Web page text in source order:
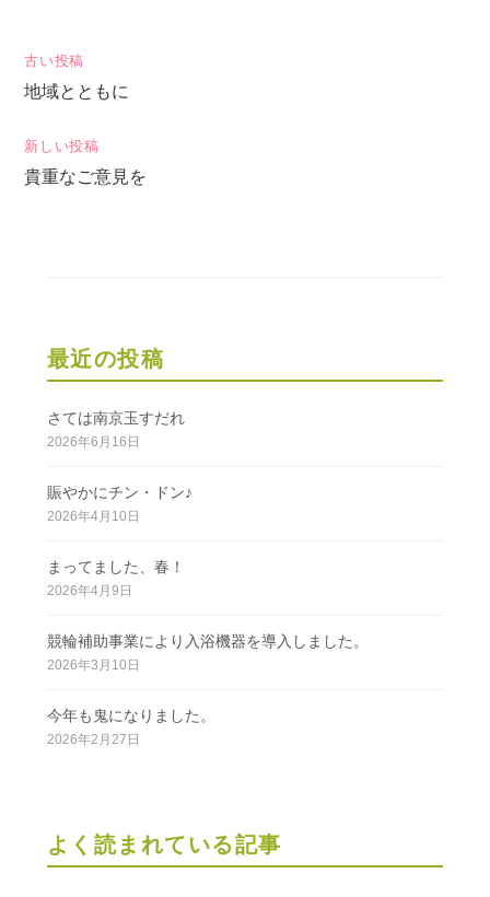
投
稿
ビ
古い投稿
地域とともに
新しい投稿
貴重なご意見を
最近の投稿
さては南京玉すだれ
2026年6月16日
賑やかにチン・ドン♪
2026年4月10日
まってました、春！
2026年4月9日
競輪補助事業により入浴機器を導入しました。
2026年3月10日
今年も鬼になりました。
2026年2月27日
よく読まれている記事